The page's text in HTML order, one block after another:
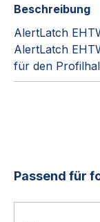
Beschreibung
AlertLatch
AlertLatch
für den
Produktgalerie
Passend für